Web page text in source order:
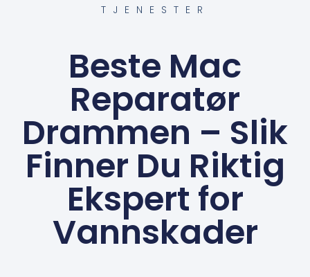
TJENESTER
Beste Mac
Reparatør
Drammen – Slik
Finner Du Riktig
Ekspert for
Vannskader